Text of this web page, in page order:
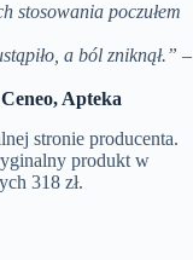
stosowania poczułem
a ból zniknął.” –
Apteka
stronie producenta.
produkt w
318 zł.